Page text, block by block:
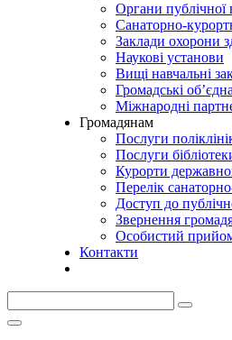
Органи публічної
Санаторно-
Заклади охорони
Наукові установи
Вищі навчальні
Громадські
Міжнародні
Громадянам
Послуги
Послуги
Курорти
Перелік
Доступ до
Звернення
Особистий
Контакти